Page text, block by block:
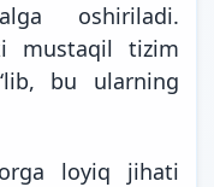
oshiriladi.
mustaqil tizim
bu ularning
loyiq jihati